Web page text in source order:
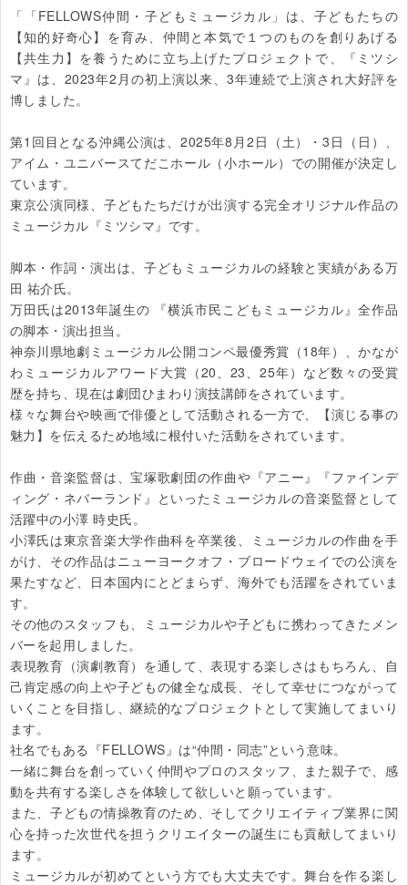
「「FELLOWS仲間・子どもミュージカル」は、子どもたちの
【知的好奇心】を育み、仲間と本気で１つのものを創りあげる
【共生力】を養うために立ち上げたプロジェクトで、『ミツシ
マ』は、2023年2月の初上演以来、3年連続で上演され大好評を
博しました。
第1回目となる沖縄公演は、2025年8月2日（土）・3日（日）、
アイム・ユニバースてだこホール（小ホール）での開催が決定し
ています。
東京公演同様、子どもたちだけが出演する完全オリジナル作品の
ミュージカル『ミツシマ』です。
脚本・作詞・演出は、子どもミュージカルの経験と実績がある万
田 祐介氏。
万田氏は2013年誕生の 『横浜市民こどもミュージカル』全作品
の脚本・演出担当。
神奈川県地劇ミュージカル公開コンペ最優秀賞（18年）、かなが
わミュージカルアワード大賞（20、23、25年）など数々の受賞
歴を持ち、現在は劇団ひまわり演技講師をされています。
様々な舞台や映画で俳優として活動される一方で、【演じる事の
魅力】を伝えるため地域に根付いた活動をされています。
作曲・音楽監督は、宝塚歌劇団の作曲や『アニー』『ファインデ
ィング・ネバーランド』といったミュージカルの音楽監督として
活躍中の小澤 時史氏。
小澤氏は東京音楽大学作曲科を卒業後、ミュージカルの作曲を手
がけ、その作品はニューヨークオフ・ブロードウェイでの公演を
果たすなど、日本国内にとどまらず、海外でも活躍をされていま
す。
その他のスタッフも、ミュージカルや子どもに携わってきたメン
バーを起用しました。
表現教育（演劇教育）を通して、表現する楽しさはもちろん、自
己肯定感の向上や子どもの健全な成長、そして幸せにつながって
いくことを目指し、継続的なプロジェクトとして実施してまいり
ます。
社名でもある『FELLOWS』は“仲間・同志”という意味。
一緒に舞台を創っていく仲間やプロのスタッフ、また親子で、感
動を共有する楽しさを体験して欲しいと願っています。
また、子どもの情操教育のため、そしてクリエイティブ業界に関
心を持った次世代を担うクリエイターの誕生にも貢献してまいり
ます。
ミュージカルが初めてという方でも大丈夫です。舞台を作る楽し